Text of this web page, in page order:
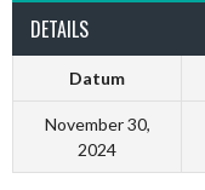
DETAILS
Datum
November 30,
2024